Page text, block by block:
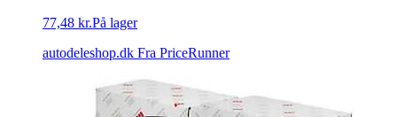
77,48 kr.På lager
autodeleshop.dk Fra PriceRunner